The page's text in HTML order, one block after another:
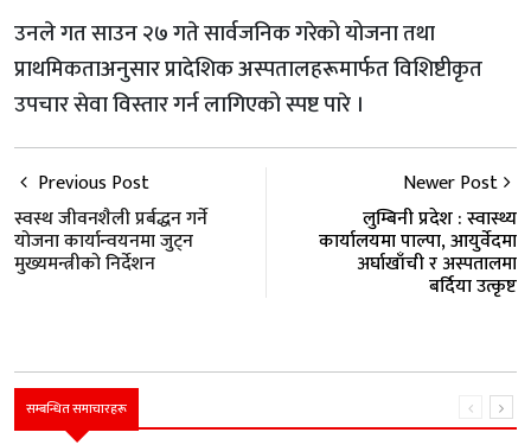
उनले गत साउन २७ गते सार्वजनिक गरेको योजना तथा
प्राथमिकताअनुसार प्रादेशिक अस्पतालहरूमार्फत विशिष्टीकृत
उपचार सेवा विस्तार गर्न लागिएको स्पष्ट पारे ।
Previous Post
स्वस्थ जीवनशैली प्रर्बद्धन गर्ने
योजना कार्यान्वयनमा जुट्न
मुख्यमन्त्रीको निर्देशन
Newer Post
लुम्बिनी प्रदेश : स्वास्थ्य
कार्यालयमा पाल्पा, आयुर्वेदमा
अर्घाखाँची र अस्पतालमा
बर्दिया उत्कृष्ट
सम्बन्धित समाचारहरू